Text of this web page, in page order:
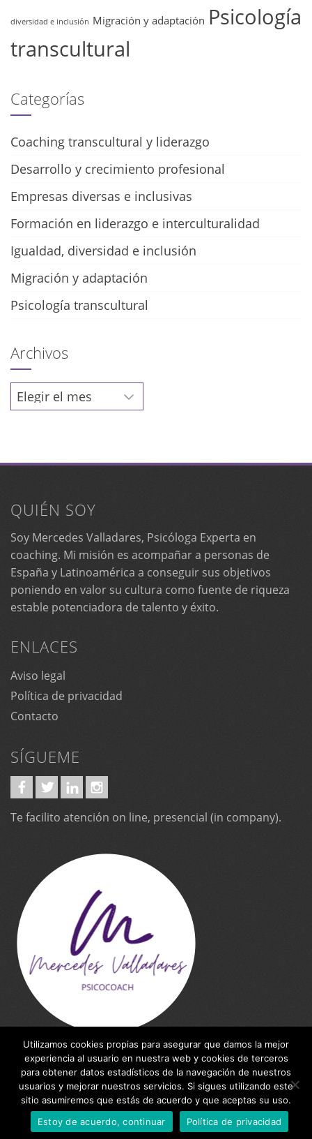
diversidad e inclusión Migración y adaptación Psicología
transcultural
Categorías
Coaching transcultural y liderazgo
Desarrollo y crecimiento profesional
Empresas diversas e inclusivas
Formación en liderazgo e interculturalidad
Igualdad, diversidad e inclusión
Migración y adaptación
Psicología transcultural
Archivos
Archivos
QUIÉN SOY
Soy Mercedes Valladares, Psicóloga Experta en
coaching. Mi misión es acompañar a personas de
España y Latinoamérica a conseguir sus objetivos
poniendo en valor su cultura como fuente de riqueza
estable potenciadora de talento y éxito.
ENLACES
Aviso legal
Política de privacidad
Contacto
SÍGUEME
Te facilito atención on line, presencial (in company).
WebSite made byInteleking NETfor Mercedes
Valladares
Utilizamos cookies propias para asegurar que damos la mejor
experiencia al usuario en nuestra web y cookies de terceros
para obtener datos estadísticos de la navegación de nuestros
usuarios y mejorar nuestros servicios. Si sigues utilizando este
sitio asumiremos que estás de acuerdo y que aceptas su uso.
Estoy de acuerdo, continuar
Política de privacidad